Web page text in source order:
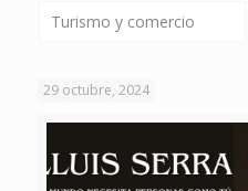
Turismo y comercio
29 octubre, 2024